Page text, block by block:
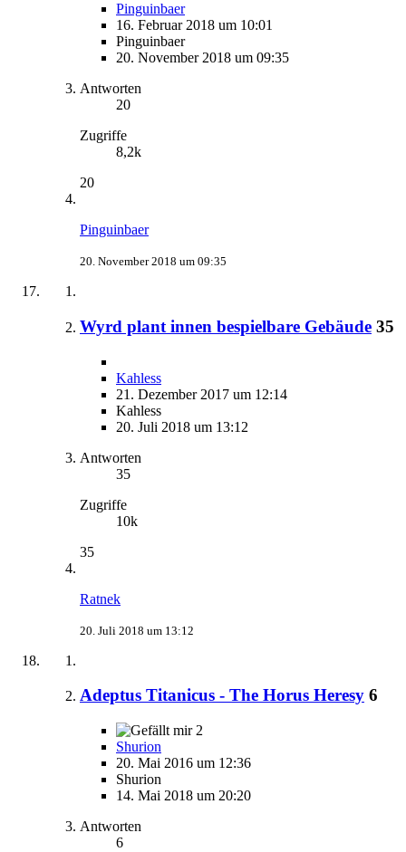
Pinguinbaer
16. Februar 2018 um 10:01
Pinguinbaer
20. November 2018 um 09:35
Antworten
20
Zugriffe
8,2k
20
Pinguinbaer
20. November 2018 um 09:35
Wyrd plant innen bespielbare Gebäude 35
Kahless
21. Dezember 2017 um 12:14
Kahless
20. Juli 2018 um 13:12
Antworten
35
Zugriffe
10k
35
Ratnek
20. Juli 2018 um 13:12
Adeptus Titanicus - The Horus Heresy 6
2
Shurion
20. Mai 2016 um 12:36
Shurion
14. Mai 2018 um 20:20
Antworten
6